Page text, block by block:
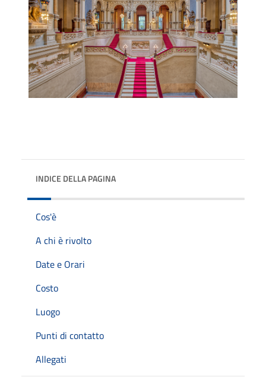
INDICE DELLA PAGINA
Cos'è
A chi è rivolto
Date e Orari
Costo
Luogo
Punti di contatto
Allegati